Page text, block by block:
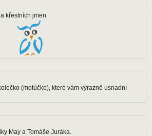
křestních jmen
(motúčko), které vám výrazně usnadní
May a Tomáše Juráka.